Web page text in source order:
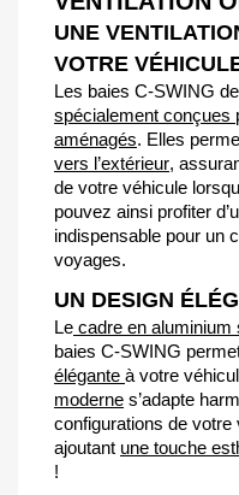
UNE
VOTRE
Les baies C-SWING
spécialement conçues
aménagés. Elles
vers l’extérieur,
de votre véhicule
pouvez ainsi profiter
indispensable pour un
voyages.
UN DESIGN
Le cadre en
baies C-SWING
élégante à votre
moderne s’adapte
configurations de votre
ajoutant une touche
!